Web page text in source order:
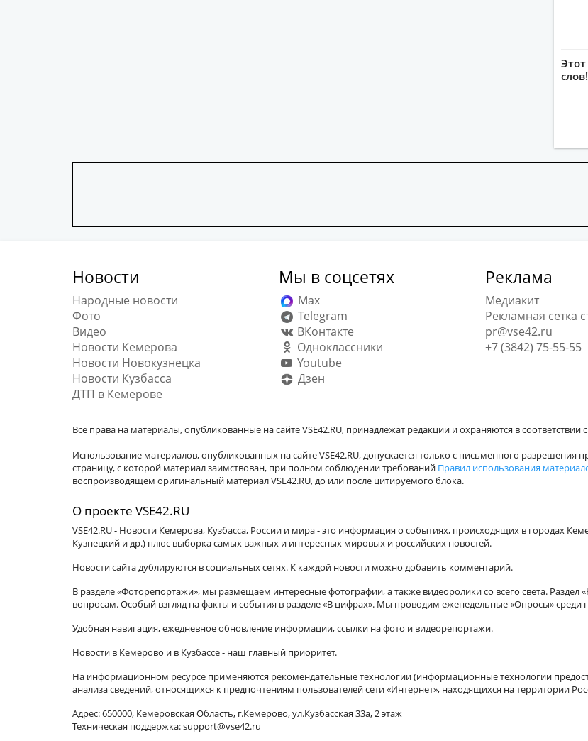
Новости
Народные новости
Фото
Видео
Новости Кемерова
Новости Новокузнецка
Новости Кузбасса
ДТП в Кемерове
Мы в соцсетях
Max
Telegram
ВКонтакте
Одноклассники
Youtube
Дзен
Реклама
Медиакит
Рекламная сетка
pr@vse42.ru
+7 (3842) 75-55-55
Все права на материалы, опубликованные на сайте VSE42.RU, принадлежат редакции и охраняются в соответствии
Использование материалов, опубликованных на сайте VSE42.RU, допускается только с письменного разрешения
страницу, с которой материал заимствован, при полном соблюдении требований Правил использования
воспроизводящем оригинальный материал VSE42.RU, до или после цитируемого блока.
О проекте VSE42.RU
VSE42.RU - Новости Кемерова, Кузбасса, России и мира - это информация о событиях, происходящих в городах
Кузнецкий и др.) плюс выборка самых важных и интересных мировых и российских новостей.
Новости сайта дублируются в социальных сетях. К каждой новости можно добавить комментарий.
В разделе «Фоторепортажи», мы размещаем интересные фотографии, а также видеоролики со всего света.
вопросам. Особый взгляд на факты и события в разделе «В цифрах». Мы проводим еженедельные «Опросы» среди
Удобная навигация, ежедневное обновление информации, ссылки на фото и видеорепортажи.
Новости в Кемерово и в Кузбассе - наш главный приоритет.
На информационном ресурсе применяются рекомендательные технологии (информационные технологии
анализа сведений, относящихся к предпочтениям пользователей сети «Интернет», находящихся на территории
Адрес: 650000, Кемеровская Область, г.Кемерово, ул.Кузбасская 33а, 2 этаж
Техническая поддержка: support@vse42.ru